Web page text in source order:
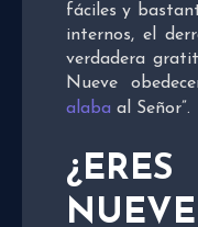
fáciles y
internos, el
verdadera
Nueve
alaba al Señor”.